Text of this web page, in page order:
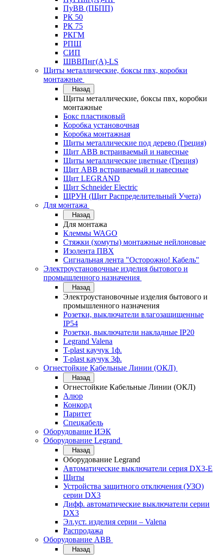
ПуВВ (ПБПП)
РК 50
РК 75
РКГМ
РПШ
СИП
ШВВПнг(А)-LS
Щиты металлические, боксы пвх, коробки
монтажные
Назад
Щиты металлические, боксы пвх, коробки
монтажные
Бокс пластиковый
Коробка установочная
Коробка монтажная
Щиты металлические под дерево (Греция)
Щит ABB встраиваемый и навесные
Щиты металлические цветные (Греция)
Щит ABB встраиваемый и навесные
Щит LEGRAND
Щит Schneider Electric
ЩРУН (Щит Распределительный Учета)
Для монтажа
Назад
Для монтажа
Клеммы WAGO
Стяжки (хомуты) монтажные нейлоновые
Изолента ПВХ
Сигнальная лента "Осторожно! Кабель"
Электроустановочные изделия бытового и
промышленного назначения
Назад
Электроустановочные изделия бытового и
промышленного назначения
Розетки, выключатели влагозащищенные
IP54
Розетки, выключатели накладные IP20
Legrand Valena
T-plast каучук 1ф.
T-plast каучук 3ф.
Огнестойкие Кабельные Линии (ОКЛ)
Назад
Огнестойкие Кабельные Линии (ОКЛ)
Алюр
Конкорд
Паритет
Спецкабель
Оборудование ИЭК
Оборудование Legrand
Назад
Оборудование Legrand
Автоматические выключатели серия DX3-E
Щиты
Устройства защитного отключения (УЗО)
серии DX3
Дифф. автоматические выключатели серии
DX3
Эл.уст. изделия серии – Valena
Распродажа
Оборудование АВВ
Назад